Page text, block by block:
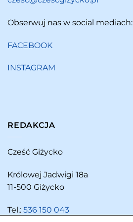
Obserwuj nas w social mediach:
FACEBOOK
INSTAGRAM
REDAKCJA
Cześć Giżycko
Królowej Jadwigi 18a
11-500 Giżycko
Tel.: 536 150 043